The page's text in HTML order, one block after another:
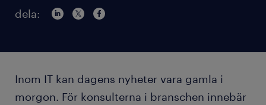
dela:
Inom IT kan dagens nyheter vara gamla i
morgon. För konsulterna i branschen innebär